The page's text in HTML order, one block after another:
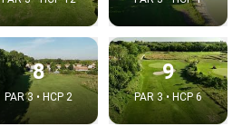
8
PAR 3 • HCP 2
9
PAR 3 • HCP 6